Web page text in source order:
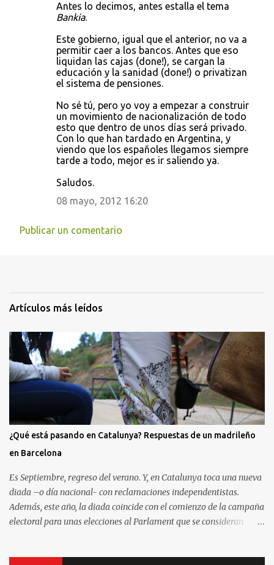
Antes lo decimos, antes estalla el tema
Bankia.
Este gobierno, igual que el anterior, no va a
permitir caer a los bancos. Antes que eso
liquidan las cajas (done!), se cargan la
educación y la sanidad (done!) o privatizan
el sistema de pensiones.
No sé tú, pero yo voy a empezar a construir
un movimiento de nacionalización de todo
esto que dentro de unos días será privado.
Con lo que han tardado en Argentina, y
viendo que los españoles llegamos siempre
tarde a todo, mejor es ir saliendo ya.
Saludos.
08 mayo, 2012 16:20
Publicar un comentario
Artículos más leídos
¿Qué está pasando en Catalunya? Respuestas de un madrileño
en Barcelona
Es Septiembre, regreso del verano. Y, en Catalunya toca una nueva
diada –o día nacional- con reclamaciones independentistas.
Además, este año, la diada coincide con el comienzo de la campaña
electoral para unas elecciones al Parlament que se consideran